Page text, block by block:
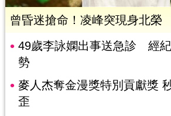
曾昏迷搶命！凌峰突現身北
49歲李詠嫻出事送急診 經
勢
麥人杰奪金漫獎特別貢獻獎
歪